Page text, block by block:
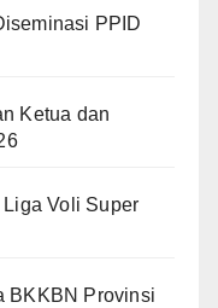
PPID
Ketua dan
Voli Super
BKKBN Provinsi